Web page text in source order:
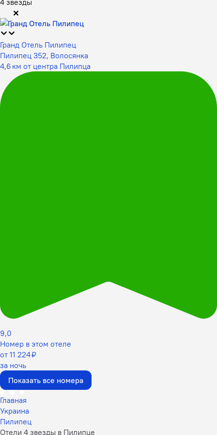
Гранд Отель Пилипец
Пилипец 352, Волосянка
4,6 км от центра Пилипца
9,0
Номер в этом отеле
от 11 224 ₽
за ночь
Показать все номера
Главная
Украина
Пилипец
Отели 4 звезды в Пилипце